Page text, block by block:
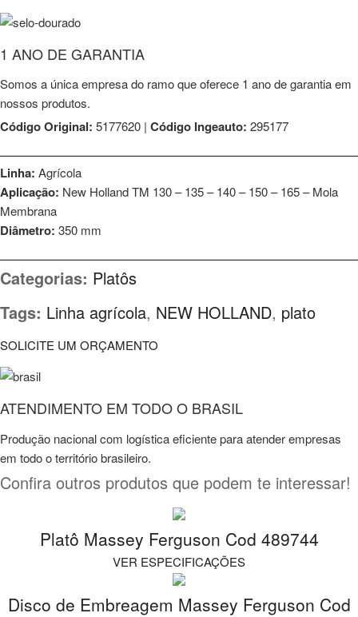
1 ANO DE GARANTIA
Somos a única empresa do ramo que oferece 1 ano de garantia em
nossos produtos.
Código Original: 5177620 | Código Ingeauto: 295177
Linha: Agrícola
Aplicação: New Holland TM 130 – 135 – 140 – 150 – 165 – Mola
Membrana
Diâmetro: 350 mm
Categorias: Platôs
Tags: Linha agrícola, NEW HOLLAND, plato
SOLICITE UM ORÇAMENTO
ATENDIMENTO EM TODO O BRASIL
Produção nacional com logística eficiente para atender empresas
em todo o território brasileiro.
Confira outros produtos que podem te interessar!
Platô Massey Ferguson Cod 489744
VER ESPECIFICAÇÕES
Disco de Embreagem Massey Ferguson Cod